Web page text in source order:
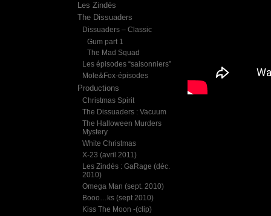
Les Zindés
The Dissuaders
Dissuaders – Classic
Gum part 1
The Mad Squad
Les épisodes “saisonniers”
Mole&Fox-épisodes
Productions
Christmas Spirit
The Dissuaders : Vacuum
The Halloween Murders
Mystery
White Christmas
X-23 (avril 2011)
Les Zindés : GaRage (déc.
2010)
Omega Man (sept. 2010)
Booo…ks (sept 2010)
Kiss The Moon -(clip)